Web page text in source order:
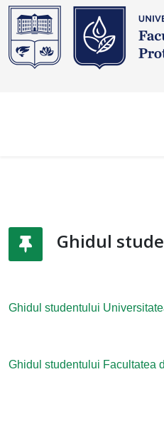
Ghidul
Ghidul studentului
Ghidul studentului Facultatea